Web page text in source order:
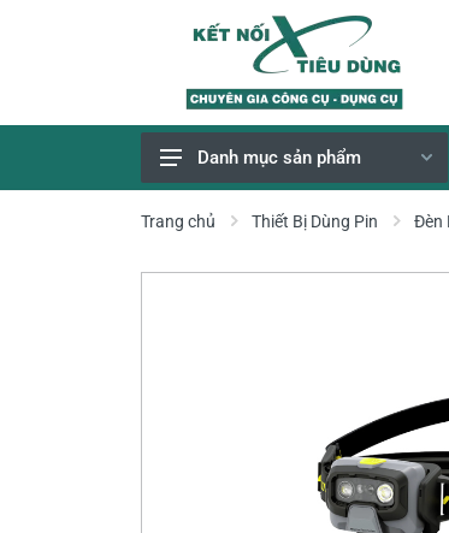
Giao Hàng Miễn Phí
Danh mục sản phẩm
Trang chủ Thiết Bị Dùng Pin Đèn